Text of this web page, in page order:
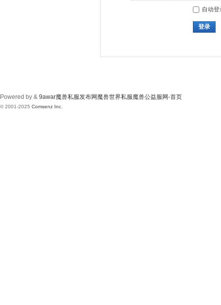
自动登
登录
Powered by & 9awar魔兽私服发布网魔兽世界私服魔兽公益服网-首页
© 2001-2025 Comsenz Inc.